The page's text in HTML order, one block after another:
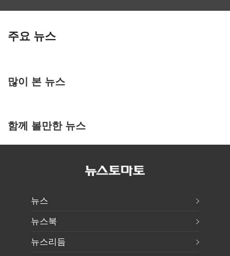
주요 뉴스
많이 본 뉴스
함께 볼만한 뉴스
뉴스
뉴스북
뉴스리듬